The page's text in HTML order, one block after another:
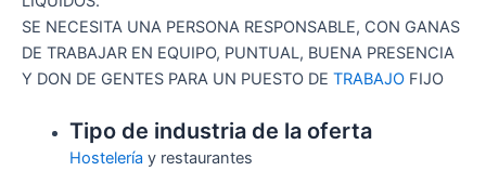
SE NECESITA UNA PERSONA RESPONSABLE, CON GANAS
DE TRABAJAR EN EQUIPO, PUNTUAL, BUENA PRESENCIA
Y DON DE GENTES PARA UN PUESTO DE TRABAJO FIJO
Tipo de industria de la oferta
Hostelería y restaurantes